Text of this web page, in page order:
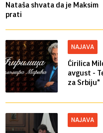
Nataša shvata da je Maksim
prati
NAJAVA
Ćirilica
avgust -
za Srbiju"
NAJAVA